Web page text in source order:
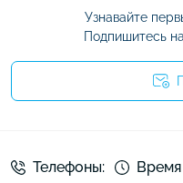
Узнавайте
Подпишитесь
Телефоны: